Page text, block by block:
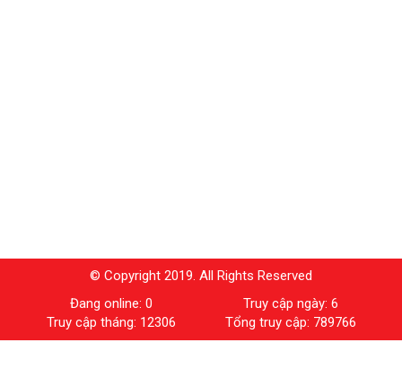
© Copyright 2019. All Rights Reserved
Đang online: 0
Truy cập ngày: 6
Truy cập tháng: 12306
Tổng truy cập: 789766